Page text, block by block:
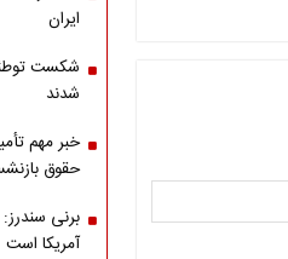
ایران
شدند
خبر مهم
حقوق
برنی
آمریکا است